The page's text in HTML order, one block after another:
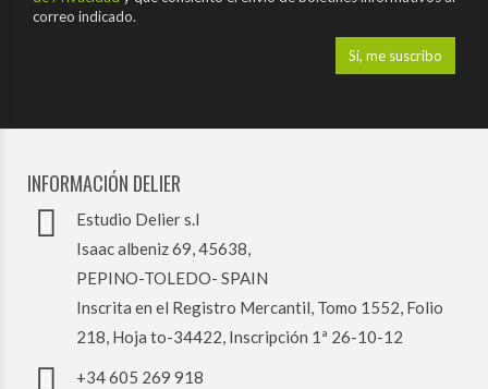
correo indicado.
INFORMACIÓN DELIER
Estudio Delier s.l
Isaac albeniz 69, 45638,
PEPINO-TOLEDO- SPAIN
Inscrita en el Registro Mercantil, Tomo 1552, Folio
218, Hoja to-34422, Inscripción 1ª 26-10-12
+34 605 269 918